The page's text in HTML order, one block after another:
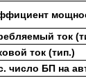
ток
ток (тип.)
число БП на